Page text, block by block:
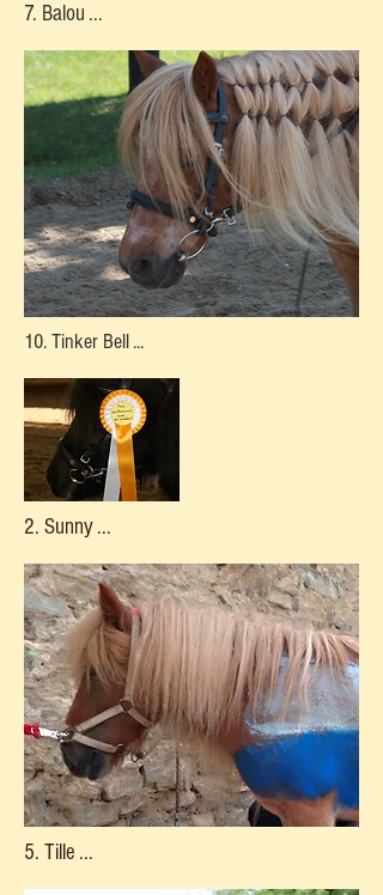
7. Balou ...
10. Tinker Bell ...
2. Sunny ...
5. Tille ...